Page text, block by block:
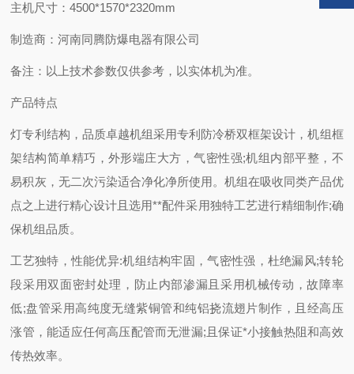
主机尺寸：4500*1570*2320mm
制造商：河南同腾防爆电器有限公司
备注：以上技术参数仅供参考，以实体机为准。
产品特点
灯专利结构，品质卓越机组采用专利防冷桥双框架设计，机组框
架结构简单精巧，外形端庄大方，气密性强;机组内部平整，不
易积灰，无二次污染适合净化净所使用。机组在吸收同类产品优
点之上进行精心设计且选用**配件采用独特工艺进行精细制作;确
保机组品质。
工艺独特，性能优异:机组结构牢固，气密性强，杜绝漏风;转轮
段采用双面密封处理，防止内部渗漏且采用机械传动，故障率
低;盘管采用高纯度无缝紫铜管和纯铝挠流翅片制作，且经高压
涨管，能适应任何高压配管而无泄漏;且保证*小接触热阻和高效
传热效率。